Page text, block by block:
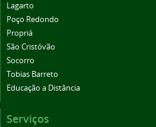
Lagarto
Poço Redondo
Propriá
São Cristóvão
Socorro
Tobias Barreto
Educação a Distância
Serviços